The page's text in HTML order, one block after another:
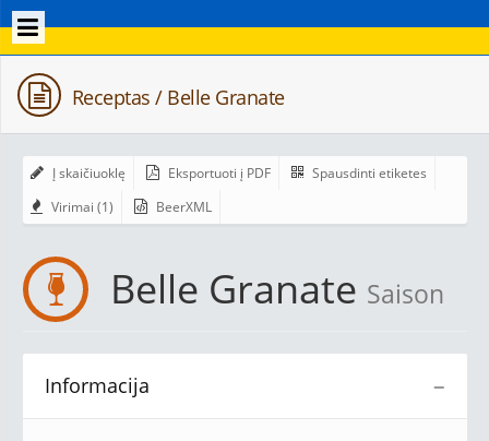
Receptas / Belle Granate
Į skaičiuoklę Eksportuoti į PDF
Spausdinti etiketes
Virimai (1)
BeerXML
Belle Granate Saison
−
Informacija